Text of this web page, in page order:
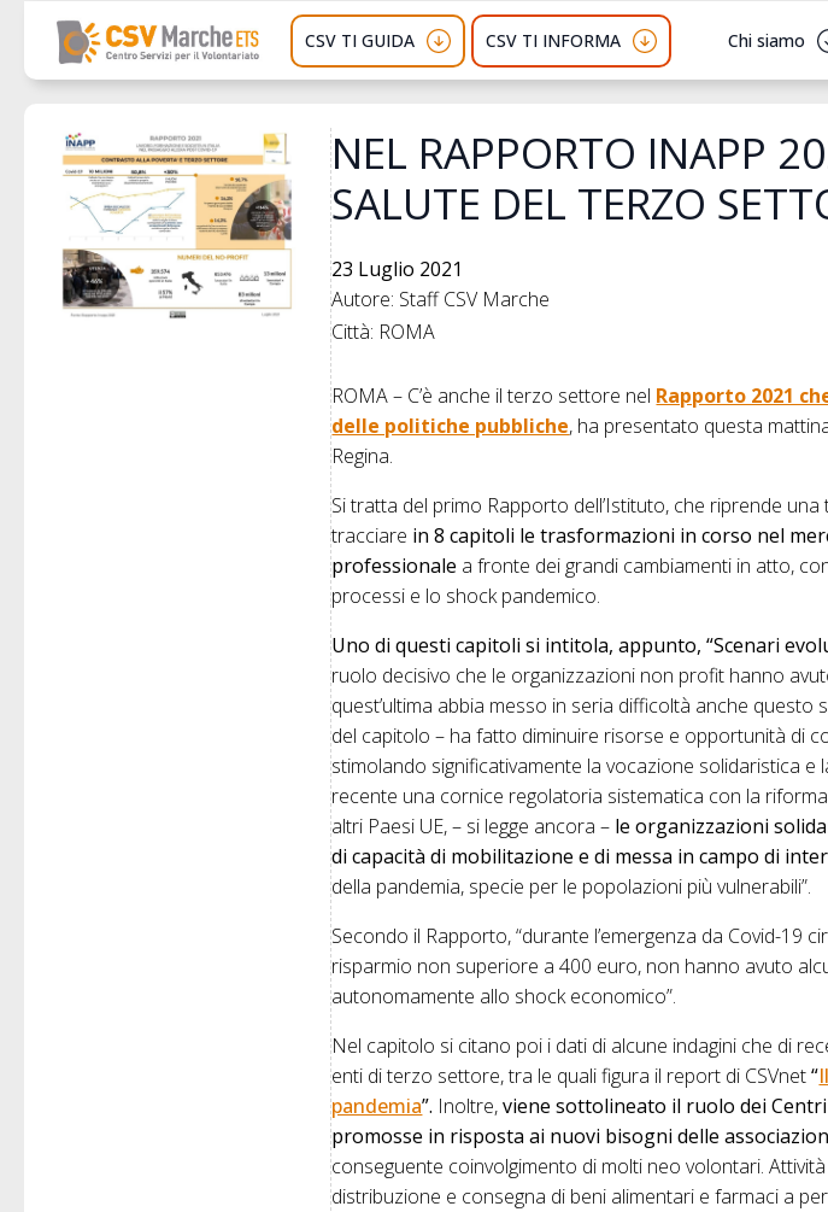
CSV TI GUIDA CSV TI INFORMA Chi siamo
NEL RAPPORTO INAPP
SALUTE DEL TERZO
23 Luglio 2021
Autore: Staff CSV Marche
Città: ROMA
ROMA – C’è anche il terzo settore nel Rapporto 2021
delle politiche pubbliche, ha presentato questa
Regina.
Si tratta del primo Rapporto dell’Istituto, che riprende
tracciare in 8 capitoli le trasformazioni in corso nel
professionale a fronte dei grandi cambiamenti in atto,
processi e lo shock pandemico.
Uno di questi capitoli si intitola, appunto, “Scenari
ruolo decisivo che le organizzazioni non profit hanno
quest’ultima abbia messo in seria difficoltà anche questo
del capitolo – ha fatto diminuire risorse e opportunità di
stimolando significativamente la vocazione solidaristica
recente una cornice regolatoria sistematica con la
altri Paesi UE, – si legge ancora – le organizzazioni
di capacità di mobilitazione e di messa in campo di
della pandemia, specie per le popolazioni più vulnerabili”.
Secondo il Rapporto, “durante l’emergenza da Covid-19
risparmio non superiore a 400 euro, non hanno avuto
autonomamente allo shock economico”.
Nel capitolo si citano poi i dati di alcune indagini che di
enti di terzo settore, tra le quali figura il report di CSVnet“
pandemia”. Inoltre,viene sottolineato il ruolo dei
promosse in risposta ai nuovi bisogni delle
conseguente coinvolgimento di molti neo volontari.
distribuzione e consegna di beni alimentari e farmaci a